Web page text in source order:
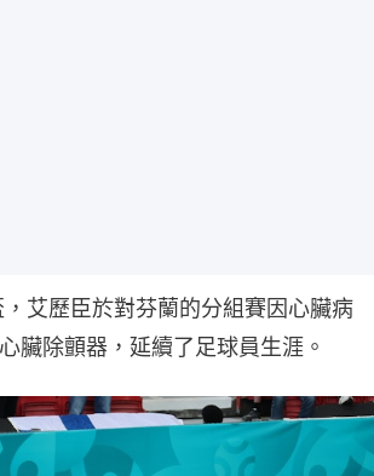
艾歷臣於對芬蘭的分組賽因心臟病
臟除顫器，延續了足球員生涯。